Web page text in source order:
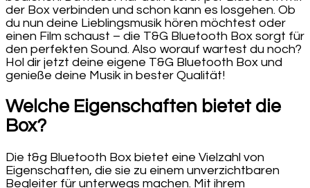
der Box verbinden und schon kann es losgehen. Ob
du nun deine Lieblingsmusik hören möchtest oder
einen Film schaust – die T&G Bluetooth Box sorgt für
den perfekten Sound. Also worauf wartest du noch?
Hol dir jetzt deine eigene T&G Bluetooth Box und
genieße deine Musik in bester Qualität!
Welche Eigenschaften bietet die
Box?
Die t&g Bluetooth Box bietet eine Vielzahl von
Eigenschaften, die sie zu einem unverzichtbaren
Begleiter für unterwegs machen. Mit ihrem